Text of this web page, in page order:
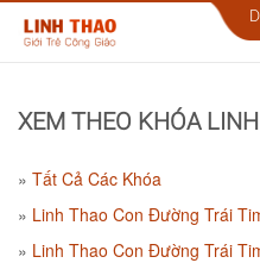
XEM THEO KHÓA
Tất Cả Các Khóa
Linh Thao Con Đường Trái
Linh Thao Con Đường Trái